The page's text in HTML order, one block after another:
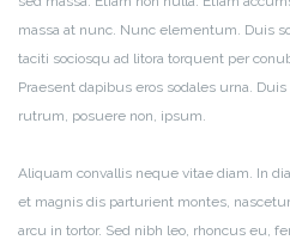
massa at nunc. Nunc elementum. Duis
taciti sociosqu ad litora torquent per
Praesent dapibus eros sodales urna.
rutrum, posuere non, ipsum.
Aliquam convallis neque vitae diam. In
et magnis dis parturient montes,
arcu in tortor. Sed nibh leo, rhoncus eu,